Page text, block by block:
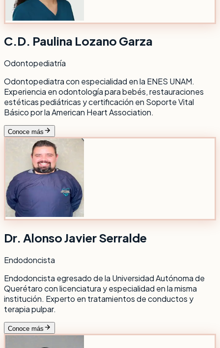
C.D. Paulina Lozano Garza
Odontopediatría
Odontopediatra con especialidad en la ENES UNAM.
Experiencia en odontología para bebés, restauraciones
estéticas pediátricas y certificación en Soporte Vital
Básico por la American Heart Association.
Conoce más
Dr. Alonso Javier Serralde
Endodoncista
Endodoncista egresado de la Universidad Autónoma de
Querétaro con licenciatura y especialidad en la misma
institución. Experto en tratamientos de conductos y
terapia pulpar.
Conoce más